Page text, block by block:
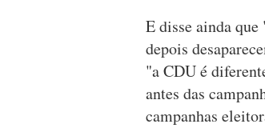
E disse ainda
depois
"a CDU é
antes das
campanhas